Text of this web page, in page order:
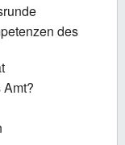
des
Amt?